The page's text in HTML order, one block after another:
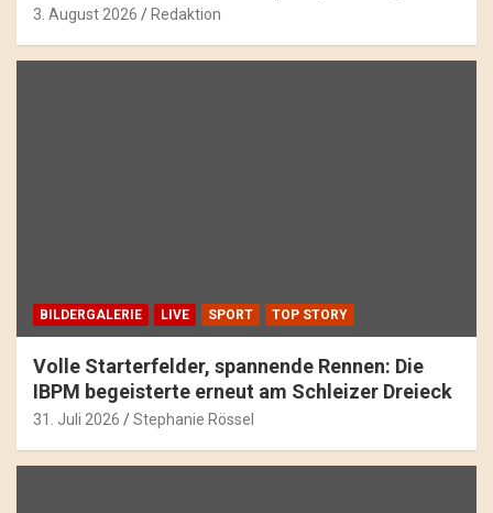
3. August 2026 Redaktion
BILDERGALERIE LIVE SPORT TOP STORY
Volle Starterfelder, spannende Rennen: Die
IBPM begeisterte erneut am Schleizer Dreieck
31. Juli 2026 Stephanie Rössel